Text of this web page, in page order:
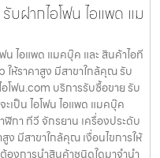
ฝากไอโฟน ไอแพด แม
น ไอแพด แมคบุ๊ค และ สินค้าไอที
ให้ราคาสูง มีสาขาใกล้คุณ รับ
โฟน.com บริการรับซื้อขาย รับ
เป็น ไอโฟน ไอแพด แมคบุ๊ค
กา ทีวี จักรยาน เครื่องประดับ
สูง มีสาขาใกล้คุณ เงื่อนไขการให้
องการนำสินค้าชนิดใดมาจำนำ